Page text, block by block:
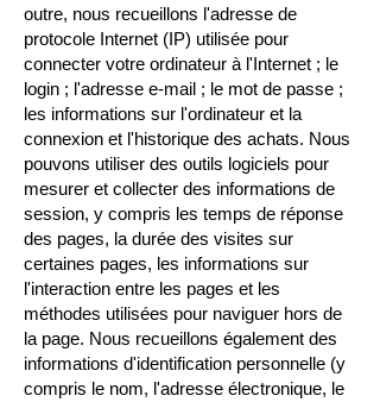
outre, nous recueillons l'adresse de
protocole Internet (IP) utilisée pour
connecter votre ordinateur à l'Internet ; le
login ; l'adresse e-mail ; le mot de passe ;
les informations sur l'ordinateur et la
connexion et l'historique des achats. Nous
pouvons utiliser des outils logiciels pour
mesurer et collecter des informations de
session, y compris les temps de réponse
des pages, la durée des visites sur
certaines pages, les informations sur
l'interaction entre les pages et les
méthodes utilisées pour naviguer hors de
la page. Nous recueillons également des
informations d'identification personnelle (y
compris le nom, l'adresse électronique, le